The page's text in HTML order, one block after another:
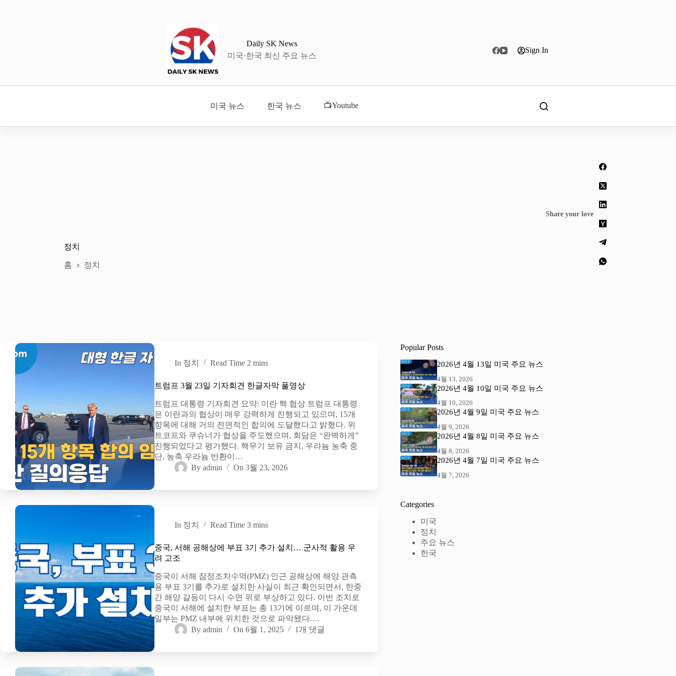
Daily SK News
미국·한국 최신 주요 뉴스
Sign In
미국 뉴스 한국 뉴스 📺Youtube
정치
홈 정치
Share your love
In 정치 Read Time 2 mins
트럼프 3월 23일 기자회견 한글자막 풀영상
트럼프 대통령 기자회견 요약: 이란 핵 협상 트럼프 대통령
은 이란과의 협상이 매우 강력하게 진행되고 있으며, 15개
항목에 대해 거의 전면적인 합의에 도달했다고 밝혔다. 위
트코프와 쿠슈너가 협상을 주도했으며, 회담은 “완벽하게”
진행되었다고 평가했다. 핵무기 보유 금지, 우라늄 농축 중
단, 농축 우라늄 반환이…
By admin On 3월 23, 2026
In 정치 Read Time 3 mins
중국, 서해 공해상에 부표 3기 추가 설치… 군사적 활용 우
려 고조
중국이 서해 잠정조치수역(PMZ) 인근 공해상에 해양 관측
용 부표 3기를 추가로 설치한 사실이 최근 확인되면서, 한중
간 해양 갈등이 다시 수면 위로 부상하고 있다. 이번 조치로
중국이 서해에 설치한 부표는 총 13기에 이르며, 이 가운데
일부는 PMZ 내부에 위치한 것으로 파악됐다.…
By admin On 6월 1, 2025 1개 댓글
Popular Posts
2026년 4월 13일 미국 주요 뉴스
4월 13, 2026
2026년 4월 10일 미국 주요 뉴스
4월 10, 2026
2026년 4월 9일 미국 주요 뉴스
4월 9, 2026
2026년 4월 8일 미국 주요 뉴스
4월 8, 2026
2026년 4월 7일 미국 주요 뉴스
4월 7, 2026
Categories
미국
정치
주요 뉴스
한국